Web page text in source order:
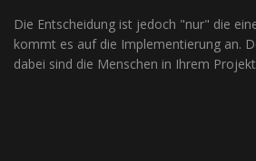
Die Entscheidung ist jedoch "nur" die
kommt es auf die Implementierung an.
dabei sind die Menschen in Ihrem